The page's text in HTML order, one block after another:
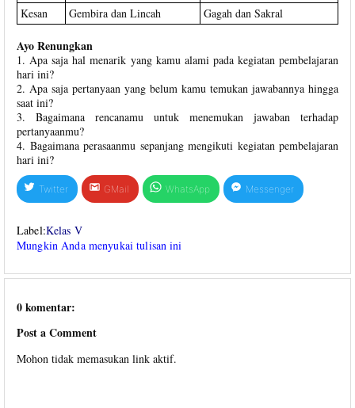
Kesan
Gembira dan Lincah Gagah dan Sakral
Ayo Renungkan
1. Apa saja hal menarik yang kamu alami pada kegiatan pembelajaran
hari ini?
2. Apa saja pertanyaan yang belum kamu temukan jawabannya hingga
saat ini?
3. Bagaimana rencanamu untuk menemukan jawaban terhadap
pertanyaanmu?
4. Bagaimana perasaanmu sepanjang mengikuti kegiatan pembelajaran
hari ini?
Twitter GMail WhatsApp Messenger
Label:Kelas V
Mungkin Anda menyukai tulisan ini
0 komentar:
Post a Comment
Mohon tidak memasukan link aktif.